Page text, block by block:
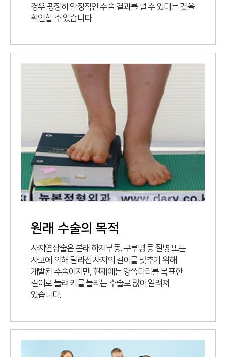
경우 굉장히 안정적인 수술 결과를 낼 수 있다는 것을
확인할 수 있습니다.
원래 수술의 목적
사지연장술은 본래 하지부동, 구루병 등 질병 또는
사고에 의해 달라진 사지의 길이를 맞추기 위해
개발된 수술이지만, 현재에는 양쪽다리를 목표한
길이로 늘려 키를 늘리는 수술로 많이 알려져
있습니다.